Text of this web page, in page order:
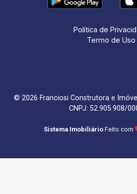
Política de
Termo de Uso
© 2026 Franciosi Construtora e
CNPJ: 52.905.908/
Sistema Imobiliário Feito com